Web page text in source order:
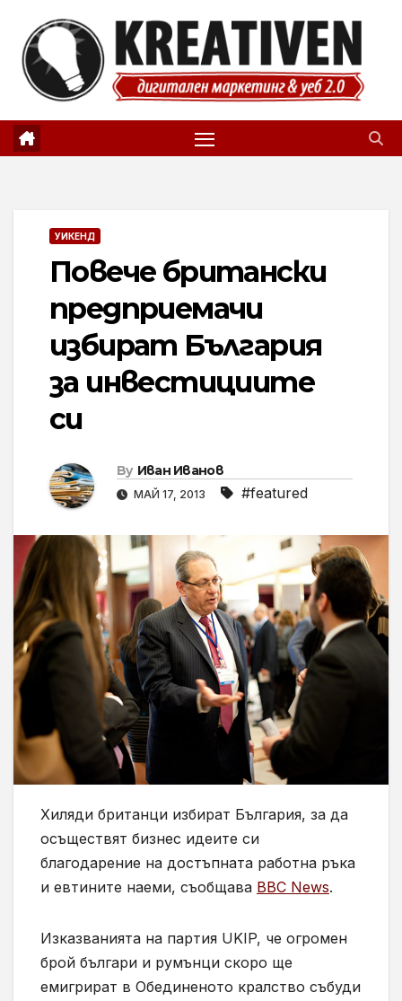
content
УИКЕНД
Повече британски
предприемачи
избират България
за инвестициите
си
By Иван Иванов
МАЙ 17, 2013 #featured
Хиляди британци избират България, за да
осъществят бизнес идеите си
благодарение на достъпната работна ръка
и евтините наеми, съобщава BBC News.
Изказванията на партия UKIP, че огромен
брой българи и румънци скоро ще
емигрират в Обединеното кралство събуди